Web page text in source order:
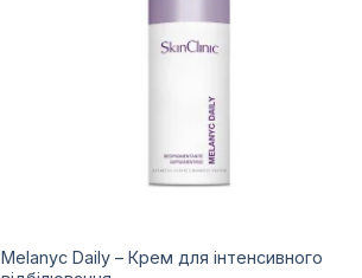
Melanyc Daily – Крем для інтенсивного